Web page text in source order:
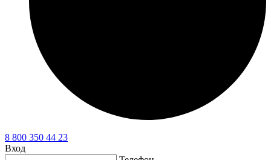
8 800 350 44 23
Вход